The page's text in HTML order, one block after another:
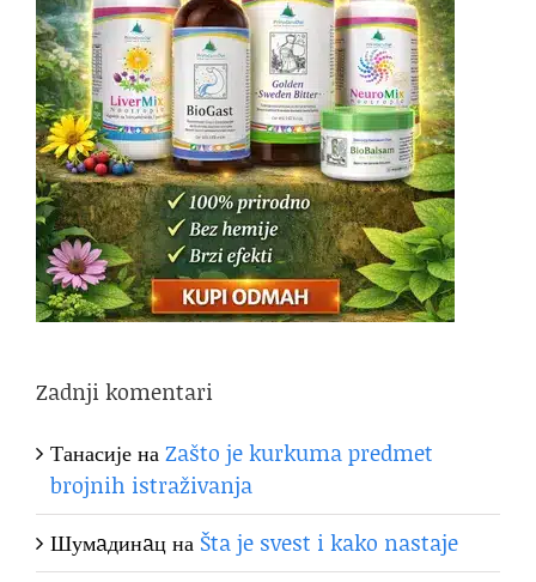
Zadnji komentari
ТанасијенаZašto je kurkuma predmet
brojnih istraživanja
Шумaдинaцна Šta je svest i kako nastaje